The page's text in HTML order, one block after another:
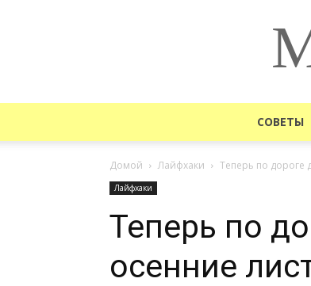
СОВЕТЫ
Домой Лайфхаки Теперь по дороге
Лайфхаки
Теперь по
осенние